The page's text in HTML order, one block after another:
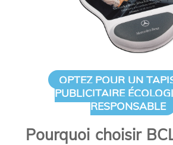
OPTEZ POUR UN
PUBLICITAIRE
RESPONSABLE
Pourquoi choisir